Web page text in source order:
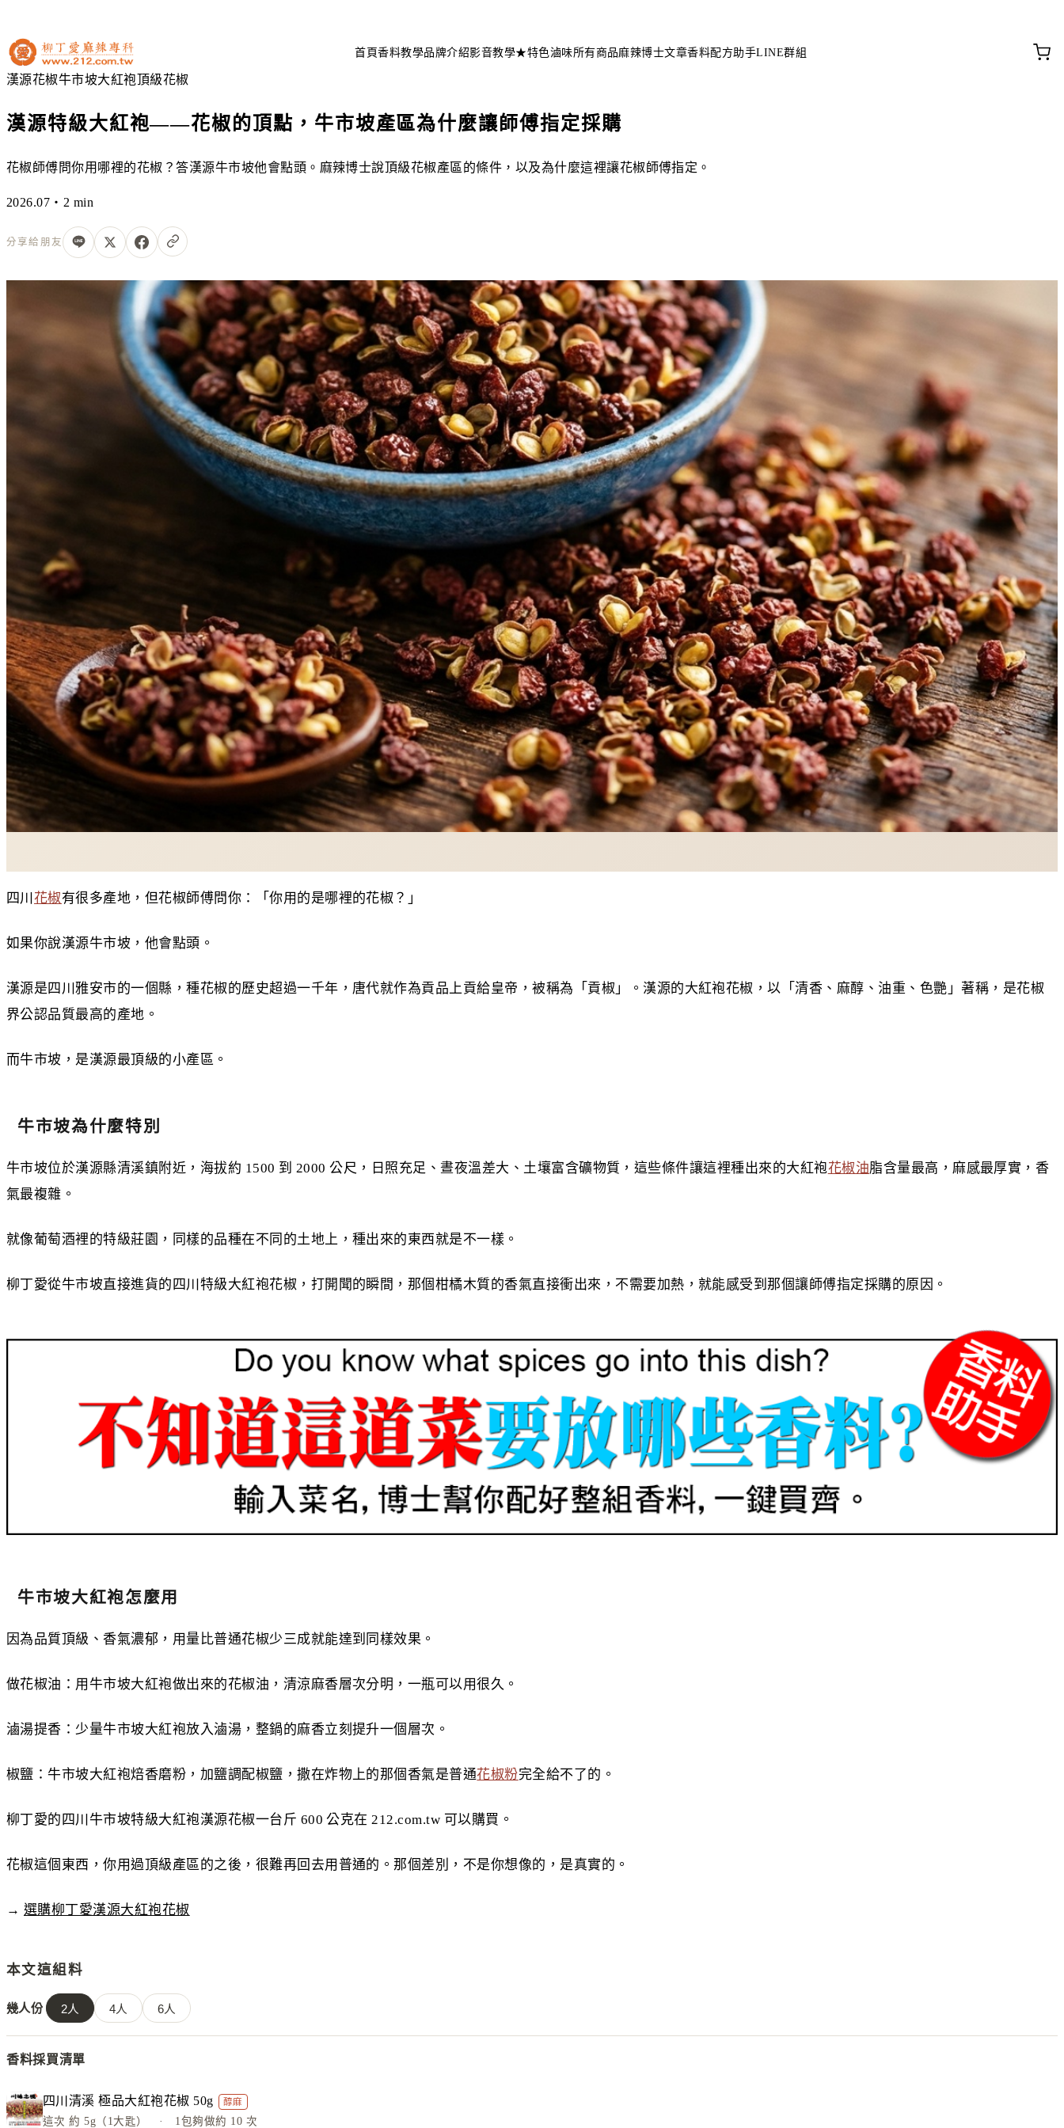
首頁香料教學品牌介紹影音教學★特色滷味所有商品麻辣博士文章香料配方助手LINE群組
漢源花椒牛市坡大紅袍頂級花椒
漢源特級大紅袍——花椒的頂點，牛市坡產區為什麼讓師傅指定採購
花椒師傅問你用哪裡的花椒？答漢源牛市坡他會點頭。麻辣博士說頂級花椒產區的條件，以及為什麼這裡讓花椒師傅指定。
2026.07・2 min
分享給朋友
四川 花椒有很多產地，但花椒師傅問你：「你用的是哪裡的花椒？」
如果你說漢源牛市坡，他會點頭。
漢源是四川雅安市的一個縣，種花椒的歷史超過一千年，唐代就作為貢品上貢給皇帝，被稱為「貢椒」。漢源的大紅袍花椒，以「清香、麻醇、油重、色艷」著稱，是花椒
界公認品質最高的產地。
而牛市坡，是漢源最頂級的小產區。
牛市坡為什麼特別
牛市坡位於漢源縣清溪鎮附近，海拔約 1500 到 2000 公尺，日照充足、晝夜溫差大、土壤富含礦物質，這些條件讓這裡種出來的大紅袍花椒油脂含量最高，麻感最厚實，香
氣最複雜。
就像葡萄酒裡的特級莊園，同樣的品種在不同的土地上，種出來的東西就是不一樣。
柳丁愛從牛市坡直接進貨的四川特級大紅袍花椒，打開聞的瞬間，那個柑橘木質的香氣直接衝出來，不需要加熱，就能感受到那個讓師傅指定採購的原因。
牛市坡大紅袍怎麼用
因為品質頂級、香氣濃郁，用量比普通花椒少三成就能達到同樣效果。
做花椒油：用牛市坡大紅袍做出來的花椒油，清涼麻香層次分明，一瓶可以用很久。
滷湯提香：少量牛市坡大紅袍放入滷湯，整鍋的麻香立刻提升一個層次。
椒鹽：牛市坡大紅袍焙香磨粉，加鹽調配椒鹽，撒在炸物上的那個香氣是普通花椒粉完全給不了的。
柳丁愛的四川牛市坡特級大紅袍漢源花椒一台斤 600 公克在 212.com.tw 可以購買。
花椒這個東西，你用過頂級產區的之後，很難再回去用普通的。那個差別，不是你想像的，是真實的。
→ 選購柳丁愛漢源大紅袍花椒
本文這組料
幾人份 2人 4人 6人
香料採買清單
四川清溪 極品大紅袍花椒 50g 醇麻
這次約 5g（1大匙） · 1包夠做約 10 次